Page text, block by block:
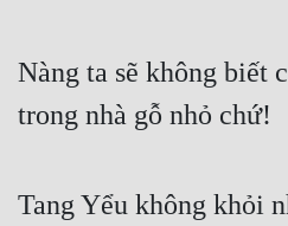
Nàng ta sẽ không biết
trong nhà gỗ nhỏ chứ!
Tang Yểu không khỏi